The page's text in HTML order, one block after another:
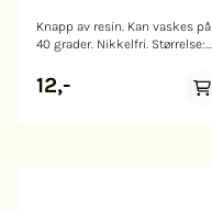
Knapp av resin. Kan vaskes på
40 grader. Nikkelfri. Størrelse:
12,-